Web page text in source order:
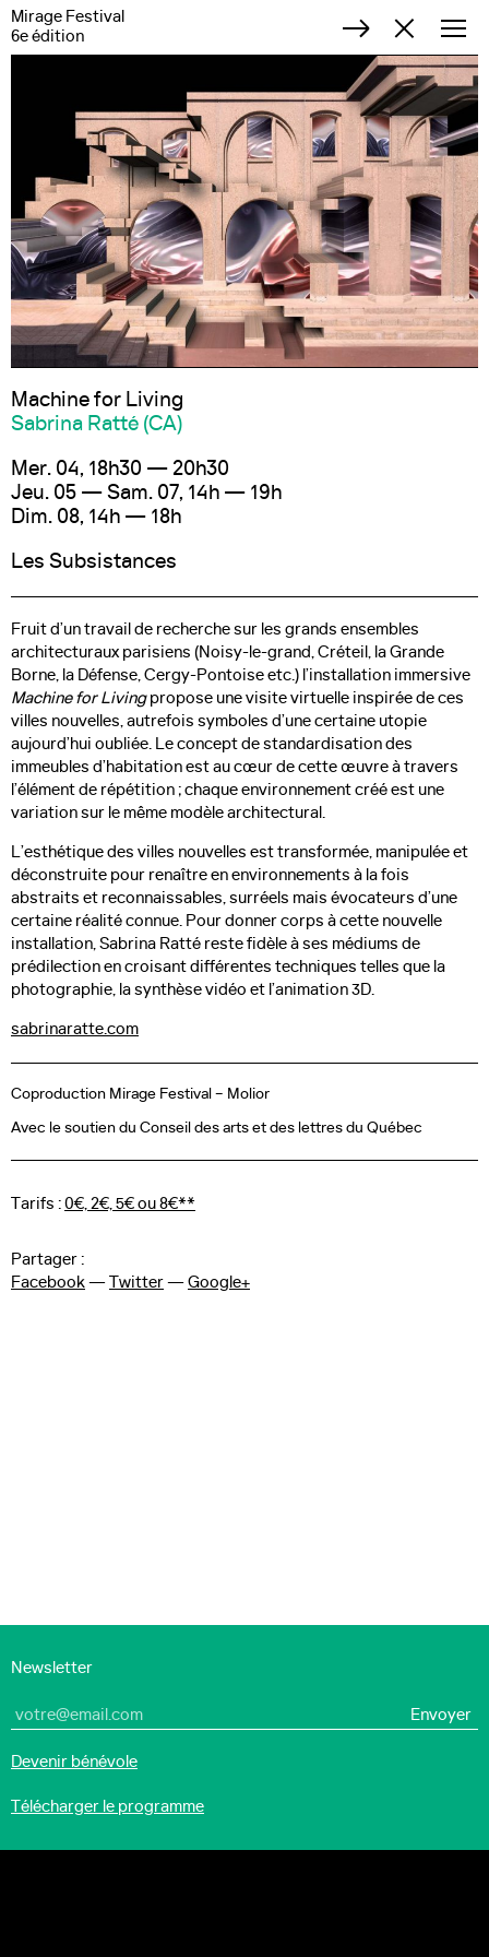
Mirage Festival
6e édition
Le festival
Soirées
Parcours d'exposition
Mirage Creative+
Billetterie
Médias/Pros
Partenaires
Contact
Newsletter
Devenir bénévole
Télécharger le programme
Recherche
Art, Innovation
Machine for Living
Sabrina Ratté (CA)
Mer. 04, 18h30 — 20h30
Jeu. 05 — Sam. 07, 14h — 19h
Dim. 08, 14h — 18h
Les Subsistances
Fruit d’un travail de recherche sur les grands ensembles
architecturaux parisiens (Noisy-le-grand, Créteil, la Grande
Borne, la Défense, Cergy-Pontoise etc.) l’installation immersive
Machine for Livingpropose une visite virtuelle inspirée de ces
villes nouvelles, autrefois symboles d’une certaine utopie
aujourd’hui oubliée. Le concept de standardisation des
immeubles d’habitation est au cœur de cette œuvre à travers
l’élément de répétition ; chaque environnement créé est une
variation sur le même modèle architectural.
L’esthétique des villes nouvelles est transformée, manipulée et
déconstruite pour renaître en environnements à la fois
abstraits et reconnaissables, surréels mais évocateurs d’une
certaine réalité connue. Pour donner corps à cette nouvelle
installation, Sabrina Ratté reste fidèle à ses médiums de
prédilection en croisant différentes techniques telles que la
photographie, la synthèse vidéo et l’animation 3D.
sabrinaratte.com
Coproduction Mirage Festival – Molior
Avec le soutien du Conseil des arts et des lettres du Québec
Tarifs :0€, 2€, 5€ ou 8€**
Partager :
Facebook—Twitter—Google+
Newsletter
Devenir bénévole
Télécharger le programme